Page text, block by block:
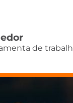
de